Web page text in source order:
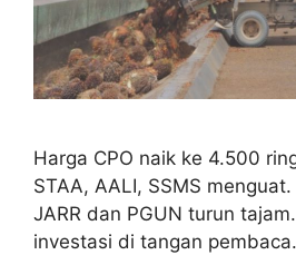
Harga CPO naik ke 4.500
STAA, AALI, SSMS
JARR dan PGUN turun
investasi di tangan pembaca.